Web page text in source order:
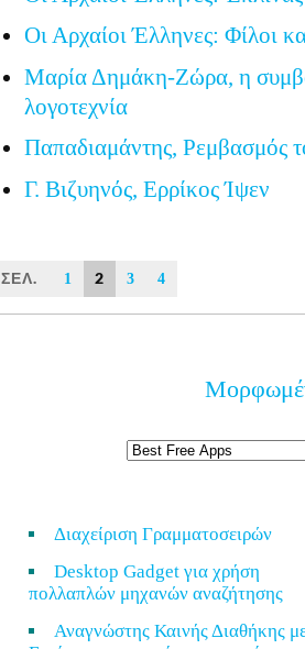
Οι Αρχαίοι Έλληνες: Φίλοι
Μαρία Δημάκη-Ζώρα, η
λογοτεχνία
Παπαδιαμάντης, Ρεμβασμός
Γ. Βιζυηνός, Ερρίκος Ίψεν
ΣΕΛ. 1 2 3 4
Διαχείριση Γραμματοσειρών
Desktop Gadget για χρήση
πολλαπλών μηχανών αναζήτησης
Αναγνώστης Καινής Διαθήκης